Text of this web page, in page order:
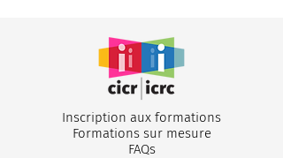
Inscription aux formations
Formations sur mesure
FAQs